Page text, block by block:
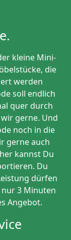
kleine Mini-
die
werden
soll endlich
quer durch
gerne. Und
noch in die
gerne auch
kannst Du
Du
dürfen
3 Minuten
Angebot.